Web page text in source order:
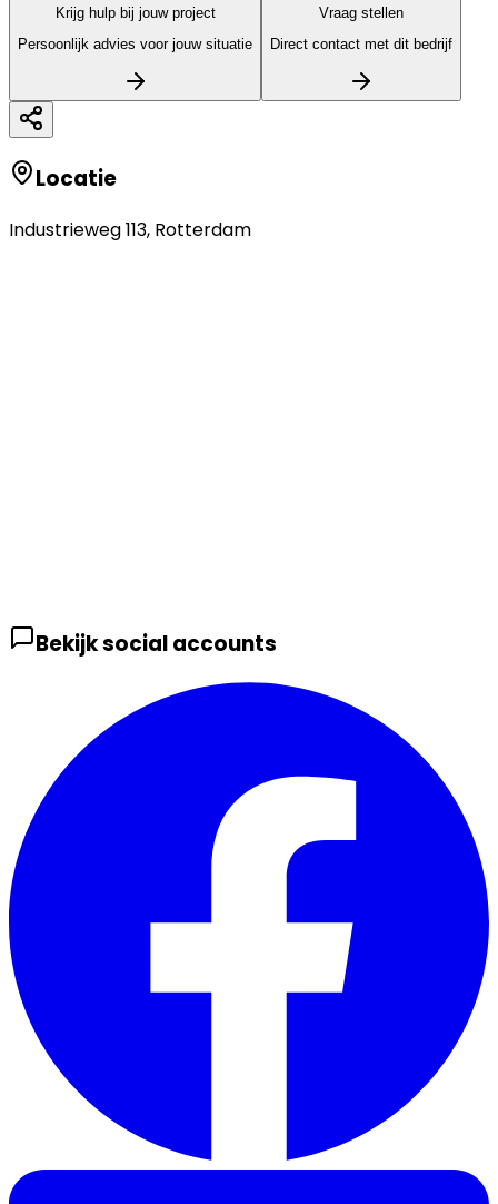
Krijg hulp bij jouw project
Persoonlijk advies voor jouw situatie
Vraag stellen
Direct contact met dit bedrijf
Locatie
Industrieweg 113, Rotterdam
Bekijk social accounts